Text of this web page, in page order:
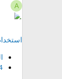
A
14